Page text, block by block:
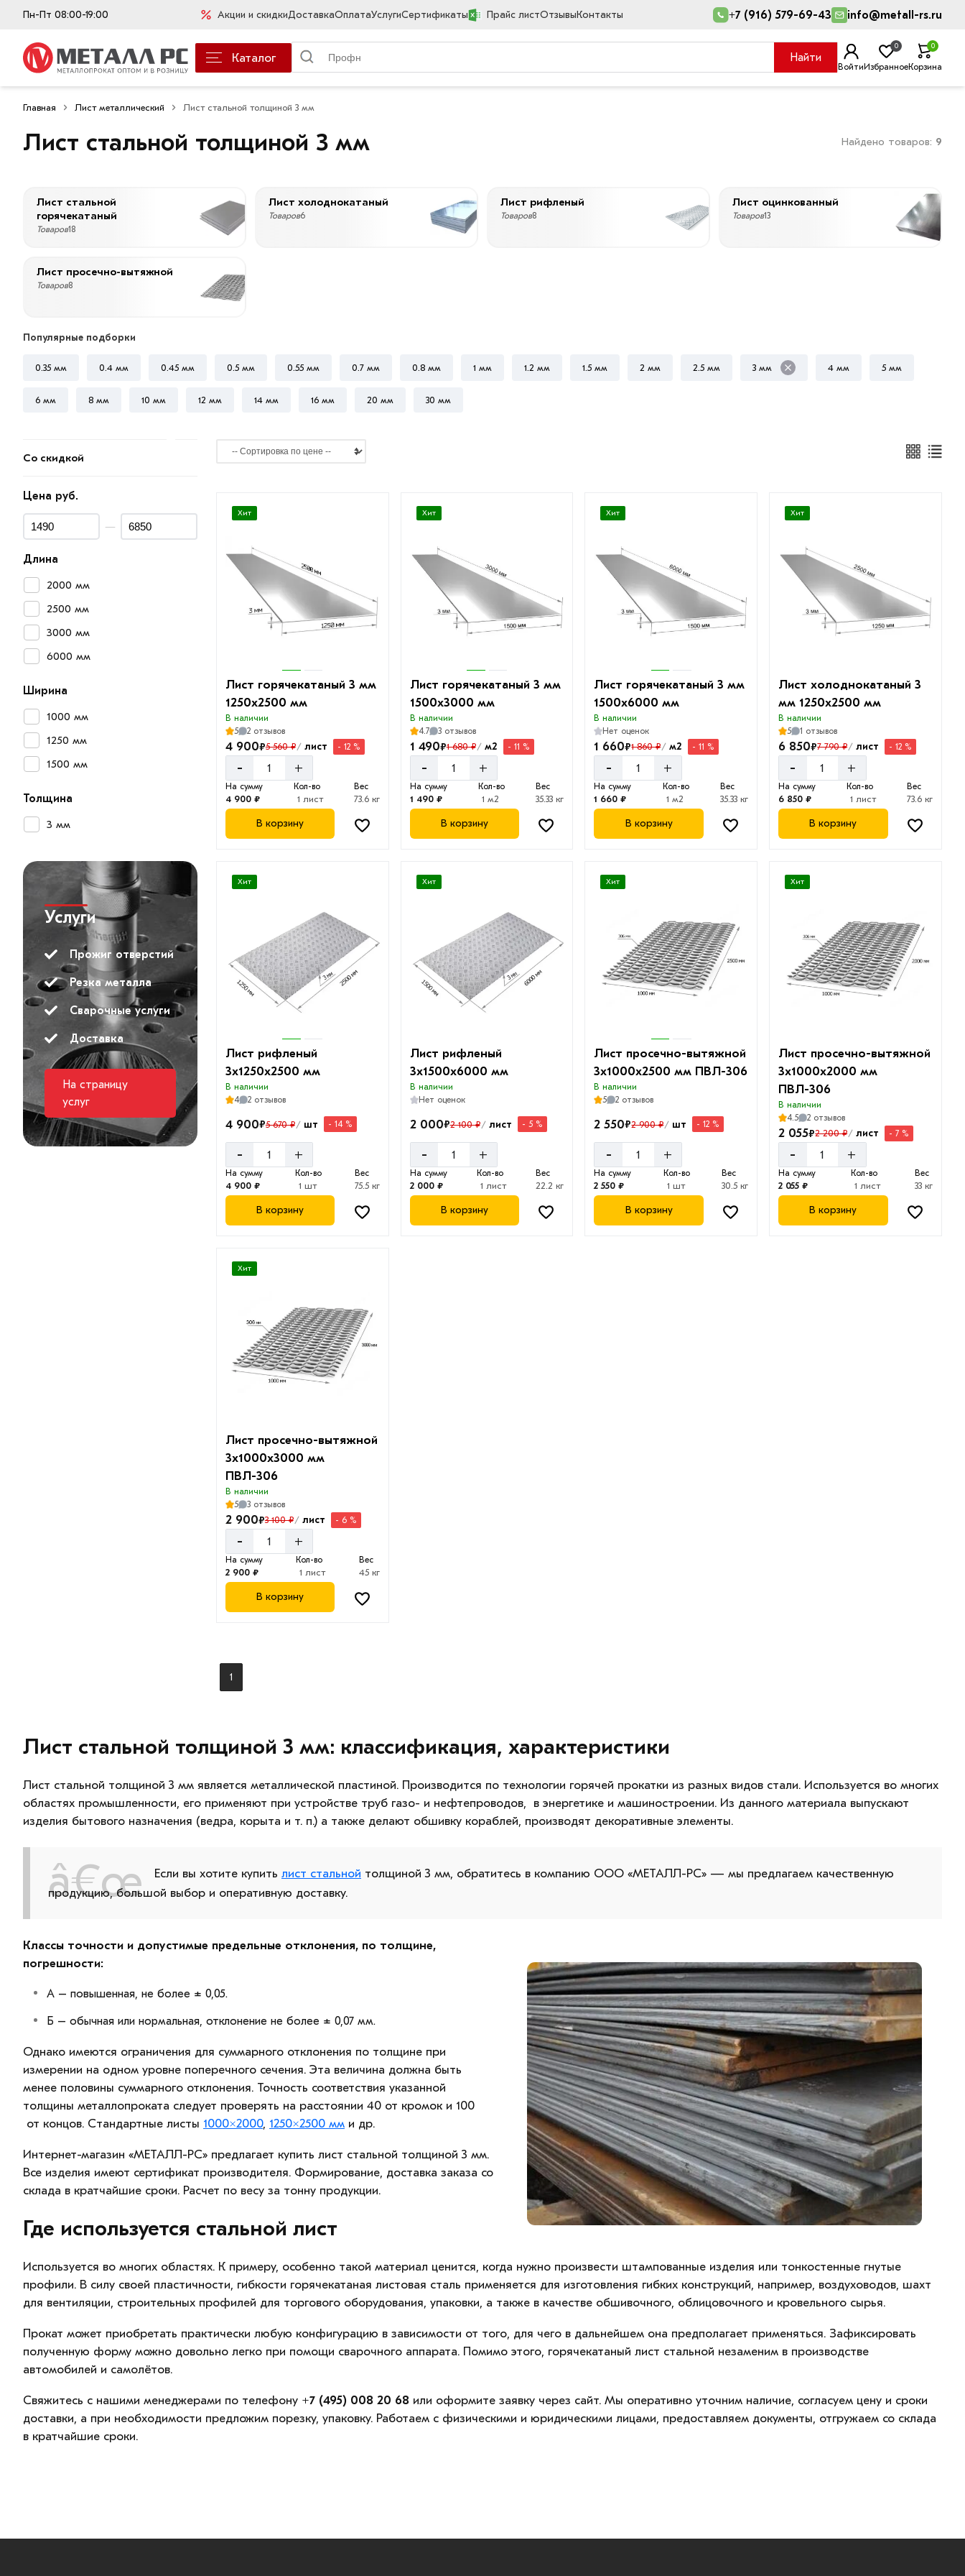
Пн-Пт 08:00-19:00 Акции и скидкиДоставкаОплатаУслугиСертификаты Прайс листОтзывыКонтакты +7 (916) 579-69-43 info@metall-rs.ru
Каталог Найти
ВойтиИзбранное
0
Корзина
0
Главная Лист металлический Лист стальной толщиной 3 мм
Лист стальной толщиной 3 мм Найдено товаров: 9
Лист стальной
горячекатаный
Товаров18
Лист холоднокатаный
Товаров6
Лист рифленый
Товаров8
Лист оцинкованный
Товаров13
Лист просечно-вытяжной
Товаров8
Популярные подборки
0.35 мм 0.4 мм 0.45 мм 0.5 мм 0.55 мм 0.7 мм 0.8 мм 1 мм 1.2 мм 1.5 мм 2 мм 2.5 мм 3 мм 4 мм 5 мм
6 мм 8 мм 10 мм 12 мм 14 мм 16 мм 20 мм 30 мм
Со скидкой
Цена руб.
—
Длина
2000 мм
2500 мм
3000 мм
6000 мм
Ширина
1000 мм
1250 мм
1500 мм
Толщина
3 мм
Услуги
Прожиг отверстий
Резка металла
Сварочные услуги
Доставка
На страницу
услуг
Хит
Лист горячекатаный 3 мм
1250х2500 мм
В наличии
5
2 отзывов
4 900₽5 560 ₽/лист - 12 %
- +
На сумму
4 900 ₽
Кол-во
1 лист
Вес
73.6 кг
В корзину
Хит
Лист горячекатаный 3 мм
1500х3000 мм
В наличии
4.7
3 отзывов
1 490₽1 680 ₽/м2 - 11 %
- +
На сумму
1 490 ₽
Кол-во
1 м2
Вес
35.33 кг
В корзину
Хит
Лист горячекатаный 3 мм
1500х6000 мм
В наличии
Нет оценок
1 660₽1 860 ₽/ м2 - 11 %
- +
На сумму
1 660 ₽
Кол-во
1 м2
Вес
35.33 кг
В корзину
Хит
Лист холоднокатаный 3
мм 1250х2500 мм
В наличии
5
1 отзывов
6 850₽7 790 ₽/ лист - 12 %
- +
На сумму
6 850 ₽
Кол-во
1 лист
Вес
73.6 кг
В корзину
Хит
Лист рифленый
3х1250х2500 мм
В наличии
4
2 отзывов
4 900₽5 670 ₽/шт - 14 %
- +
На сумму
4 900 ₽
Кол-во
1 шт
Вес
75.5 кг
В корзину
Хит
Лист рифленый
3х1500х6000 мм
В наличии
Нет оценок
2 000₽2 100 ₽/лист - 5 %
- +
На сумму
2 000 ₽
Кол-во
1 лист
Вес
22.2 кг
В корзину
Хит
Лист просечно-вытяжной
3х1000х2500 мм ПВЛ-306
В наличии
5
2 отзывов
2 550₽2 900 ₽/ шт - 12 %
- +
На сумму
2 550 ₽
Кол-во
1 шт
Вес
30.5 кг
В корзину
Хит
Лист просечно-вытяжной
3х1000х2000 мм
ПВЛ-306
В наличии
4.5
2 отзывов
2 055₽2 200 ₽/ лист - 7 %
- +
На сумму
2 055 ₽
Кол-во
1 лист
Вес
33 кг
В корзину
Хит
Лист просечно-вытяжной
3х1000х3000 мм
ПВЛ-306
В наличии
5
3 отзывов
2 900₽3 100 ₽/лист - 6 %
- +
На сумму
2 900 ₽
Кол-во
1 лист
Вес
45 кг
В корзину
1
Лист стальной толщиной 3 мм: классификация, характеристики
Лист стальной толщиной 3 мм является металлической пластиной. Производится по технологии горячей прокатки из разных видов стали. Используется во многих
областях промышленности, его применяют при устройстве труб газо- и нефтепроводов, в энергетике и машиностроении. Из данного материала выпускают
изделия бытового назначения (ведра, корыта и т. п.) а также делают обшивку кораблей, производят декоративные элементы.
Если вы хотите купить лист стальной толщиной 3 мм, обратитесь в компанию ООО «МЕТАЛЛ-РС» — мы предлагаем качественную
продукцию, большой выбор и оперативную доставку.
Классы точности и допустимые предельные отклонения, по толщине,
погрешности:
А – повышенная, не более ± 0,05.
Б – обычная или нормальная, отклонение не более ± 0,07 мм.
Однако имеются ограничения для суммарного отклонения по толщине при
измерении на одном уровне поперечного сечения. Эта величина должна быть
менее половины суммарного отклонения. Точность соответствия указанной
толщины металлопроката следует проверять на расстоянии 40 от кромок и 100
от концов. Стандартные листы 1000×2000, 1250×2500 мм и др.
Интернет-магазин «МЕТАЛЛ-РС» предлагает купить лист стальной толщиной 3 мм.
Все изделия имеют сертификат производителя. Формирование, доставка заказа со
склада в кратчайшие сроки. Расчет по весу за тонну продукции.
Где используется стальной лист
Используется во многих областях. К примеру, особенно такой материал ценится, когда нужно произвести штампованные изделия или тонкостенные гнутые
профили. В силу своей пластичности, гибкости горячекатаная листовая сталь применяется для изготовления гибких конструкций, например, воздуховодов, шахт
для вентиляции, строительных профилей для торгового оборудования, упаковки, а также в качестве обшивочного, облицовочного и кровельного сырья.
Прокат может приобретать практически любую конфигурацию в зависимости от того, для чего в дальнейшем она предполагает применяться. Зафиксировать
полученную форму можно довольно легко при помощи сварочного аппарата. Помимо этого, горячекатаный лист стальной незаменим в производстве
автомобилей и самолётов.
Свяжитесь с нашими менеджерами по телефону +7 (495) 008 20 68 или оформите заявку через сайт. Мы оперативно уточним наличие, согласуем цену и сроки
доставки, а при необходимости предложим порезку, упаковку. Работаем с физическими и юридическими лицами, предоставляем документы, отгружаем со склада
в кратчайшие сроки.